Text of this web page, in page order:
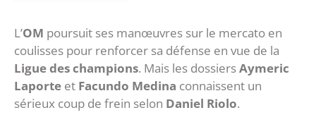
L’OM poursuit ses manœuvres sur le mercato en
coulisses pour renforcer sa défense en vue de la
Ligue des champions. Mais les dossiersAymeric
Laporte et Facundo Medina connaissent un
sérieux coup de frein selon Daniel Riolo.